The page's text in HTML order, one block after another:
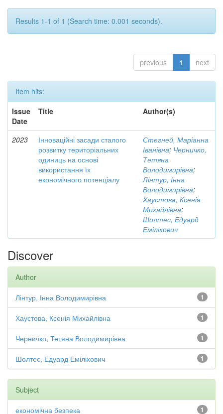
Results 1-1 of 1 (Search time: 0.001 seconds).
previous 1 next
Item hits:
Issue
Date
Title Author(s)
2023
Інноваційні засади сталого
розвитку територіальних
одиниць на основі
використання їх
економічного потенціалу
Стегней, Маріанна
Іванівна; Черничко,
Тетяна
Володимирівна;
Лінтур, Інна
Володимирівна;
Хаустова, Ксенія
Михайлівна;
Шолтес, Едуард
Еміліхович
Discover
Author
1
Лінтур, Інна Володимирівна
1
Хаустова, Ксенія Михайлівна
1
Черничко, Тетяна Володимирівна
1
Шолтес, Едуард Еміліхович
Subject
1
економічна безпека